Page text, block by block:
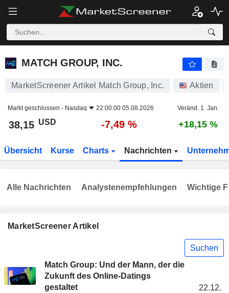
MATCH GROUP, INC.
MATCH GROUP, INC.
MarketScreener Artikel Match Group, Inc. Aktien
Markt geschlossen - Nasdaq 22:00:00 05.08.2026 Veränd. 1. Jan.
38,15 USD -7,49 % +18,15 %
Übersicht Kurse Charts Nachrichten
MarketScreener Artikel
Suchen
Match Group: Und der Mann, der die
Zukunft des Online-Datings
gestaltet
22.12.
Alle Nachrichten Analystenempfehlungen Wichtige